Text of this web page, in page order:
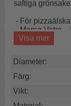
saftiga
- För
- Morsø Vetro –
ett
- Värme, stil och
Bakstenen
utomhus. Ytan
en jämn och
perfekt botten
Visa mer
Diameter:
Färg:
Vikt: